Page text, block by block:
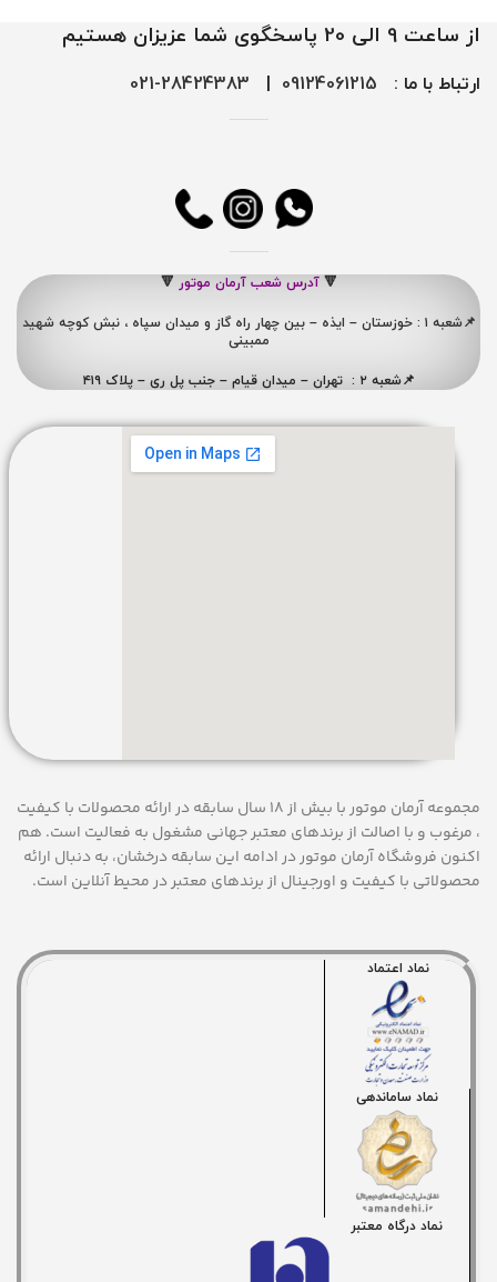
از ساعت 9 الی 20 پاسخگوی شما عزیزان هستیم
ارتباط با ما : 09124061215
|
28424383-021
🔻 آدرس شعب آرمان موتور 🔻
📌شعبه ۱ : خوزستان – ایذه – بین چهار راه گاز و میدان سپاه ، نبش کوچه شهید
ممبینی
📌شعبه ۲ : تهران – میدان قیام – جنب پل ری – پلاک ۴۱۹
مجموعه آرمان موتور با بیش از 18 سال سابقه در ارائه محصولات با کيفيت
، مرغوب و با اصالت از برندهای معتبر جهانی مشغول به فعاليت است. هم
اکنون فروشگاه آرمان موتوردر ادامه اين سابقه درخشان، به دنبال ارائه
محصولاتی با کيفيت و اورجينال از برندهای معتبر در محيط آنلاين است.
نماد اعتماد
نماد ساماندهی
نماد درگاه معتبر